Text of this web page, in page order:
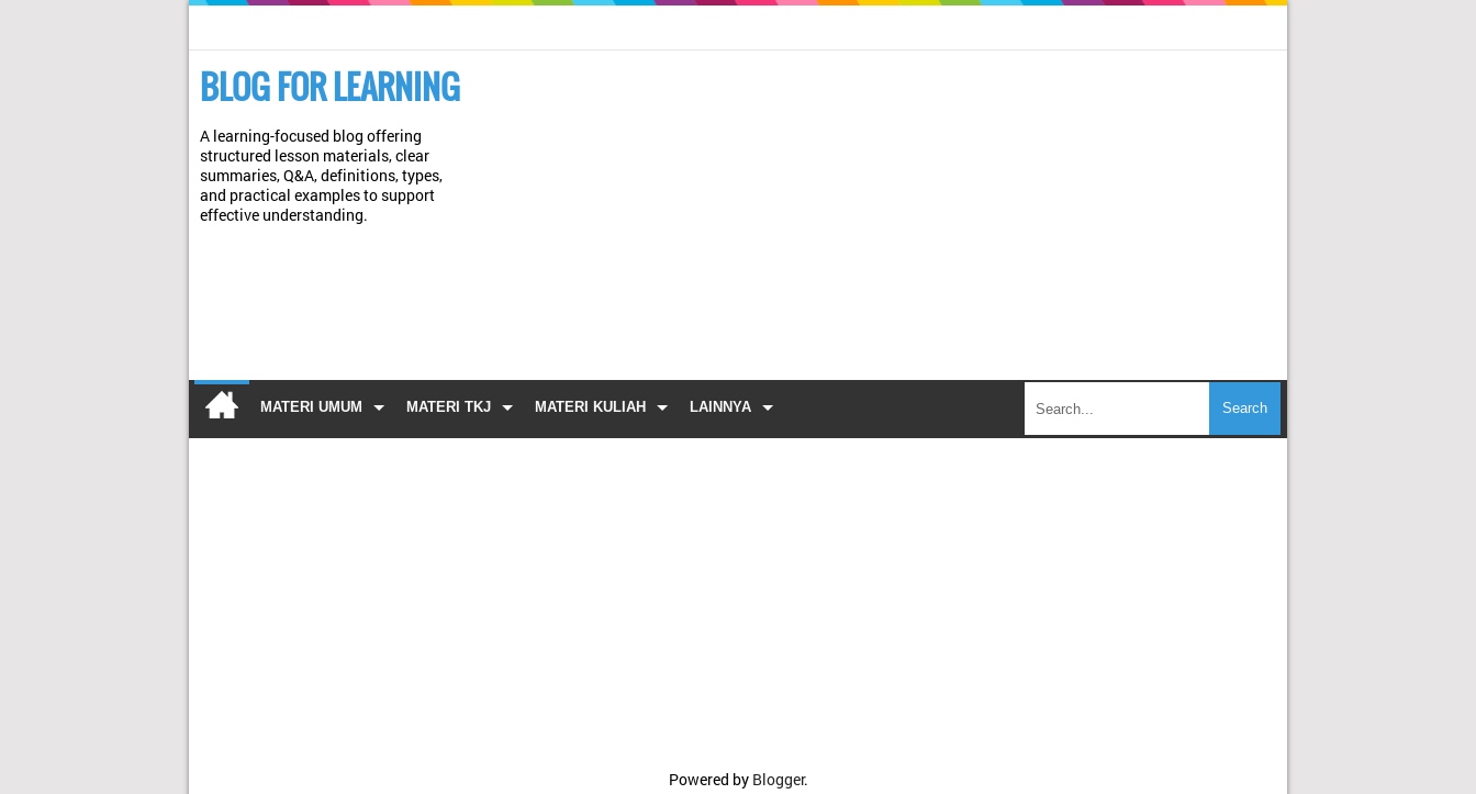
BLOG FOR LEARNING
A learning-focused blog offering
structured lesson materials, clear
summaries, Q&A, definitions, types,
and practical examples to support
effective understanding.
MATERI UMUM MATERI TKJ MATERI KULIAH LAINNYA
Powered by Blogger.